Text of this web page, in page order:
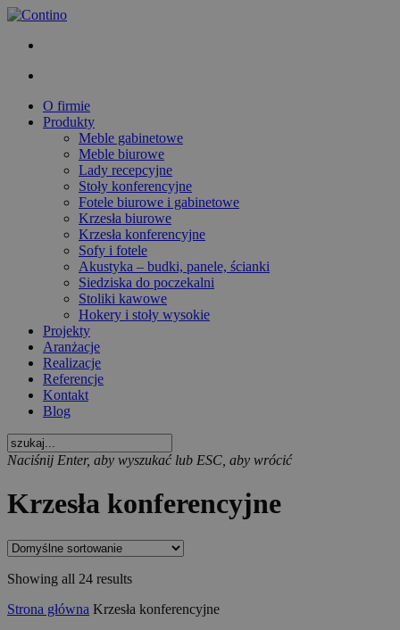
O firmie
Produkty
Meble gabinetowe
Meble biurowe
Lady recepcyjne
Stoły konferencyjne
Fotele biurowe i gabinetowe
Krzesła biurowe
Krzesła konferencyjne
Sofy i fotele
Akustyka – budki, panele, ścianki
Siedziska do poczekalni
Stoliki kawowe
Hokery i stoły wysokie
Projekty
Aranżacje
Realizacje
Referencje
Kontakt
Blog
Naciśnij Enter, aby wyszukać lub ESC, aby wrócić
Krzesła konferencyjne
Showing all 24 results
Strona główna Krzesła konferencyjne